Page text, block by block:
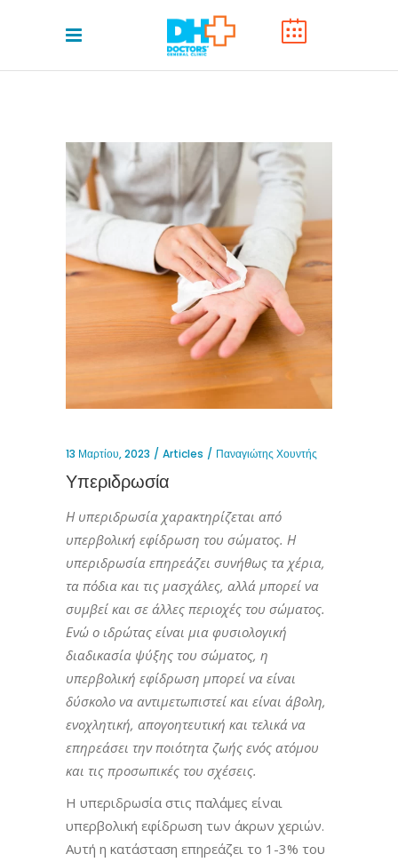
13 Μαρτίου, 2023 Articles Παναγιώτης Χουντής
Υπεριδρωσία
Η υπεριδρωσία χαρακτηρίζεται από
υπερβολική εφίδρωση του σώματος. Η
υπεριδρωσία επηρεάζει συνήθως τα χέρια,
τα πόδια και τις μασχάλες, αλλά μπορεί να
συμβεί και σε άλλες περιοχές του σώματος.
Ενώ ο ιδρώτας είναι μια φυσιολογική
διαδικασία ψύξης του σώματος, η
υπερβολική εφίδρωση μπορεί να είναι
δύσκολο να αντιμετωπιστεί και είναι άβολη,
ενοχλητική, απογοητευτική και τελικά να
επηρεάσει την ποιότητα ζωής ενός ατόμου
και τις προσωπικές του σχέσεις.
Η υπεριδρωσία στις παλάμες είναι
υπερβολική εφίδρωση των άκρων χεριών.
Αυτή η κατάσταση επηρεάζει το 1-3% του